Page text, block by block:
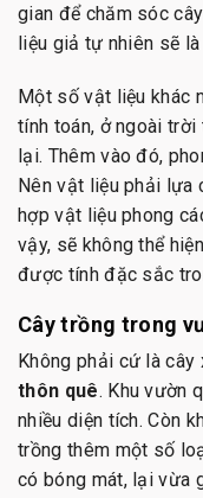
gian để chăm sóc
liệu giả tự nhiên sẽ
Một số vật liệu khác
tính toán, ở ngoài
lại. Thêm vào đó,
Nên vật liệu phải lựa
hợp vật liệu phong
vậy, sẽ không thể
được tính đặc sắc
Cây trồng trong
Không phải cứ là
thôn quê. Khu vườn
nhiều diện tích. Còn
trồng thêm một số
có bóng mát, lại vừa